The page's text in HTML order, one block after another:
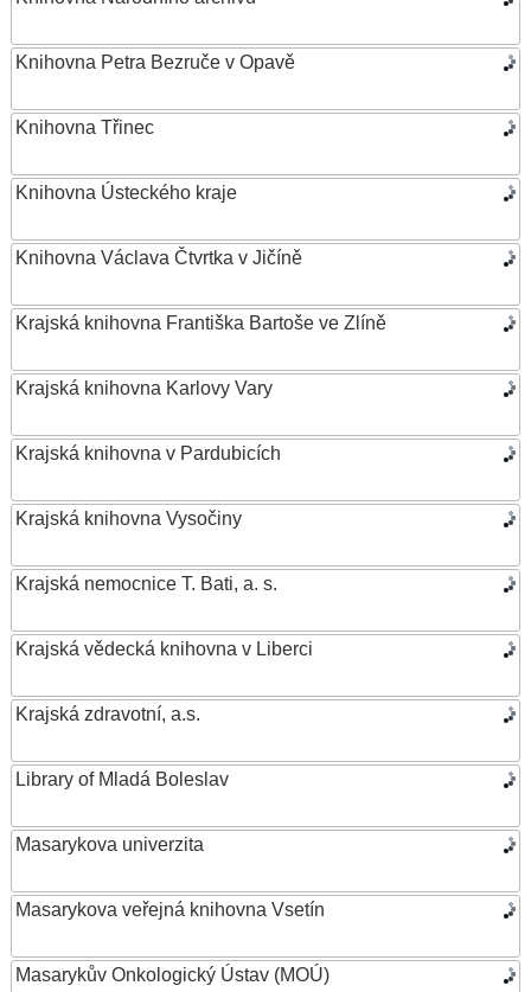
Knihovna Petra Bezruče v Opavě
Knihovna Třinec
Knihovna Ústeckého kraje
Knihovna Václava Čtvrtka v Jičíně
Krajská knihovna Františka Bartoše ve Zlíně
Krajská knihovna Karlovy Vary
Krajská knihovna v Pardubicích
Krajská knihovna Vysočiny
Krajská nemocnice T. Bati, a. s.
Krajská vědecká knihovna v Liberci
Krajská zdravotní, a.s.
Library of Mladá Boleslav
Masarykova univerzita
Masarykova veřejná knihovna Vsetín
Masarykův Onkologický Ústav (MOÚ)